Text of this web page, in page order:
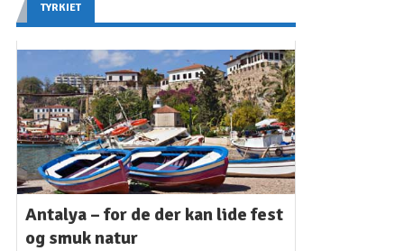
TYRKIET
Antalya – for de der kan lide fest
og smuk natur